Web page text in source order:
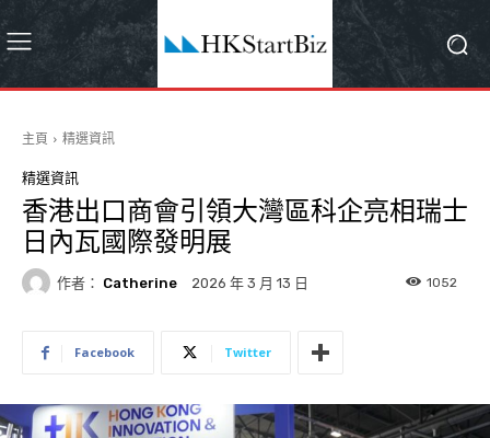
主頁 精選資訊
精選資訊
香港出口商會引領大灣區科企亮相瑞士
日內瓦國際發明展
作者： Catherine 2026 年 3 月 13 日 1052
Facebook Twitter